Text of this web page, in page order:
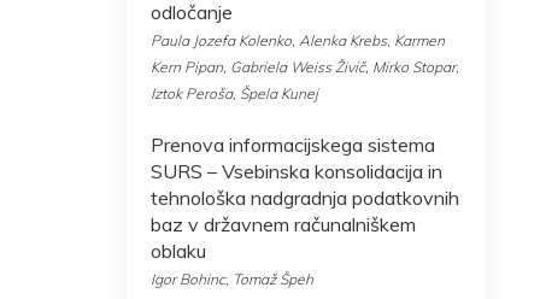
odločanje
Paula Jozefa Kolenko, Alenka Krebs, Karmen
Kern Pipan, Gabriela Weiss Živič, Mirko Stopar,
Iztok Peroša, Špela Kunej
Prenova informacijskega sistema
SURS – Vsebinska konsolidacija in
tehnološka nadgradnja podatkovnih
baz v državnem računalniškem
oblaku
Igor Bohinc, Tomaž Špeh